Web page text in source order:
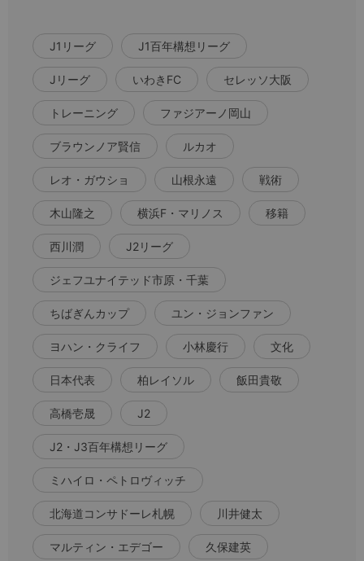
J1リーグ J1百年構想リーグ
Jリーグ いわきFC セレッソ大阪
トレーニング ファジアーノ岡山
ブラウンノア賢信 ルカオ
レオ・ガウショ 山根永遠 戦術
木山隆之 横浜F・マリノス 移籍
西川潤 J2リーグ
ジェフユナイテッド市原・千葉
ちばぎんカップ ユン・ジョンファン
ヨハン・クライフ 小林慶行 文化
日本代表 柏レイソル 飯田貴敬
高橋壱晟 J2
J2・J3百年構想リーグ
ミハイロ・ペトロヴィッチ
北海道コンサドーレ札幌 川井健太
マルティン・エデゴー 久保建英